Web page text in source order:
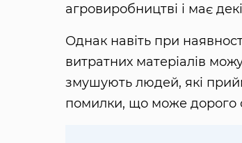
агровиробництві і має
Однак навіть при
витратних матеріалів
змушують людей, які
помилки, що може дорого